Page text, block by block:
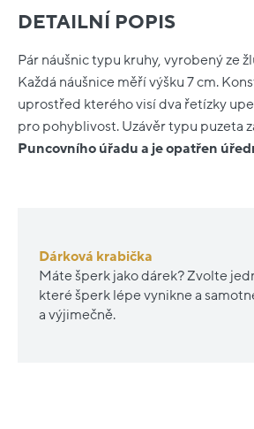
DETAILNÍ POPIS
Pár náušnic typu kruhy, vyrobený ze
Každá náušnice měří výšku 7 cm.
uprostřed kterého visí dva řetízky
pro pohyblivost. Uzávěr typu puzeta
Puncovního úřadu a je opatřen
Dárková krabička
Máte šperk jako dárek? Zvolte
které šperk lépe vynikne a
a výjimečně.